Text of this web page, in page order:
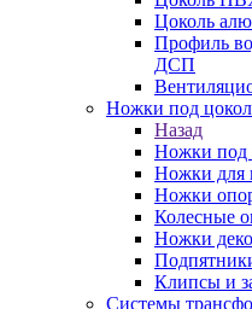
Цоколь
Профиль
ДСП
Ножки под
Назад
Ножки под
Ножки для
Ножки
Колесные
Ножки
Клипсы и
Системы